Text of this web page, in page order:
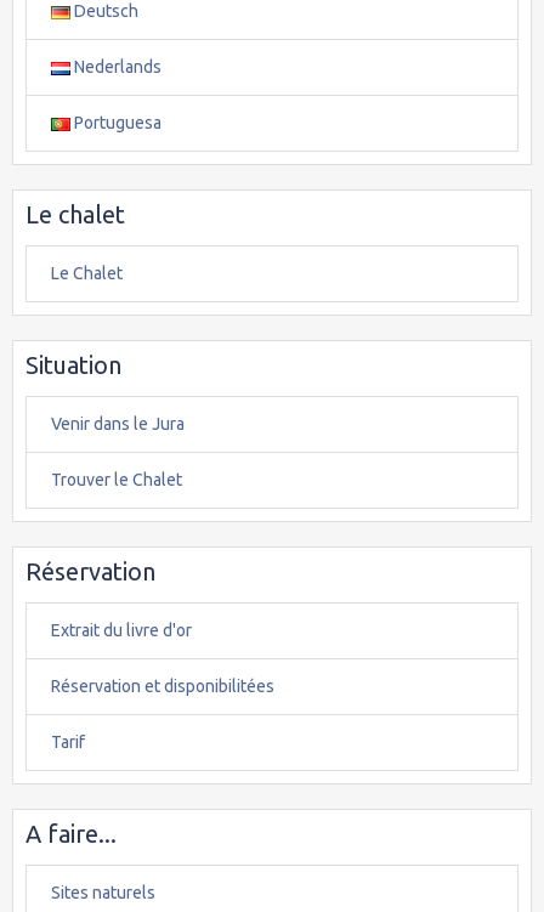
Deutsch
Nederlands
Portuguesa
Le chalet
Le Chalet
Situation
Venir dans le Jura
Trouver le Chalet
Réservation
Extrait du livre d'or
Réservation et disponibilitées
Tarif
A faire...
Sites naturels